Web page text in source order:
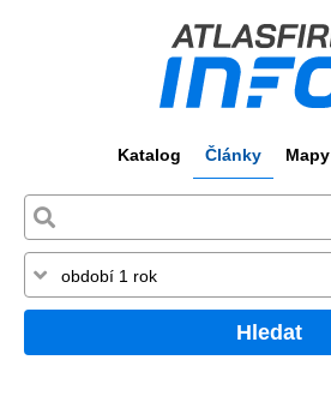
Katalog Články Mapy
Hledat